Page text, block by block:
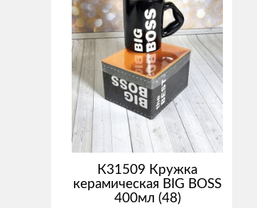
К31509 Кружка
керамическая BIG BOSS
400мл (48)